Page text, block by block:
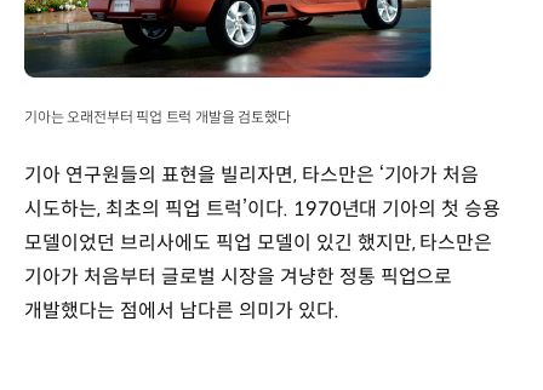
기아는 오래전부터 픽업 트럭 개발을 검토했다
기아 연구원들의 표현을 빌리자면, 타스만은 ‘기아가 처음
시도하는, 최초의 픽업 트럭’이다. 1970년대 기아의 첫 승용
모델이었던 브리사에도 픽업 모델이 있긴 했지만, 타스만은
기아가 처음부터 글로벌 시장을 겨냥한 정통 픽업으로
개발했다는 점에서 남다른 의미가 있다.